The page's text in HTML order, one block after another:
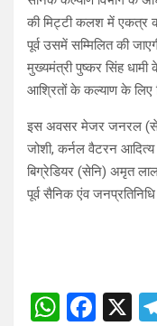
की मिट्टी कलश में एकत्र
पूर्व उसमें सम्मिलित की
मुख्यमंत्री पुष्कर सिंह
आश्रितों के कल्याण के लिए
इस अवसर मेजर जनरल
जोशी, कर्नल वैटरन
बिग्रेडियर (सेनि) अमृत
पूर्व सैनिक एंव
W F
X